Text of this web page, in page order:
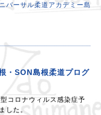
バーサル柔道アカデミー島
・SON島根柔道プログ
コロナウィルス感染症予
した。